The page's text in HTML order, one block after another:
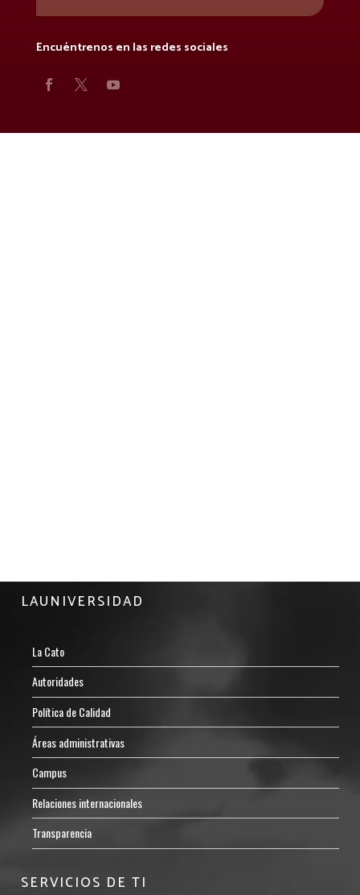
Encuéntrenos en las redes sociales
LAUNIVERSIDAD
La Cato
Autoridades
Política de Calidad
Áreas administrativas
Campus
Relaciones internacionales
Transparencia
SERVICIOS DE TI